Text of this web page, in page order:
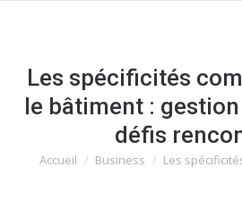
Les spécificités
le bâtiment :
défis
Vous êtes ici :
Accueil Business Les